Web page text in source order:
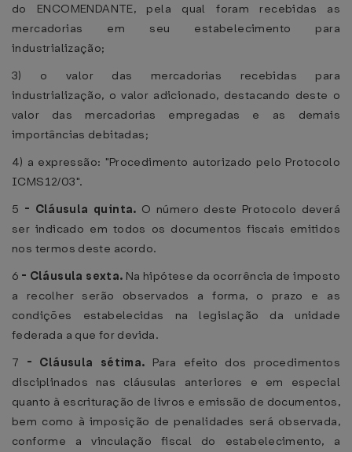
do ENCOMENDANTE, pela qual foram recebidas as
mercadorias em seu estabelecimento para
industrialização;
3) o valor das mercadorias recebidas para
industrialização, o valor adicionado, destacando deste o
valor das mercadorias empregadas e as demais
importâncias debitadas;
4) a expressão: "Procedimento autorizado pelo Protocolo
ICMS12/03".
5 - Cláusula quinta. O número deste Protocolo deverá
ser indicado em todos os documentos fiscais emitidos
nos termos deste acordo.
6 - Cláusula sexta. Na hipótese da ocorrência de imposto
a recolher serão observados a forma, o prazo e as
condições estabelecidas na legislação da unidade
federada a que for devida.
7 - Cláusula sétima. Para efeito dos procedimentos
disciplinados nas cláusulas anteriores e em especial
quanto à escrituração de livros e emissão de documentos,
bem como à imposição de penalidades será observada,
conforme a vinculação fiscal do estabelecimento, a